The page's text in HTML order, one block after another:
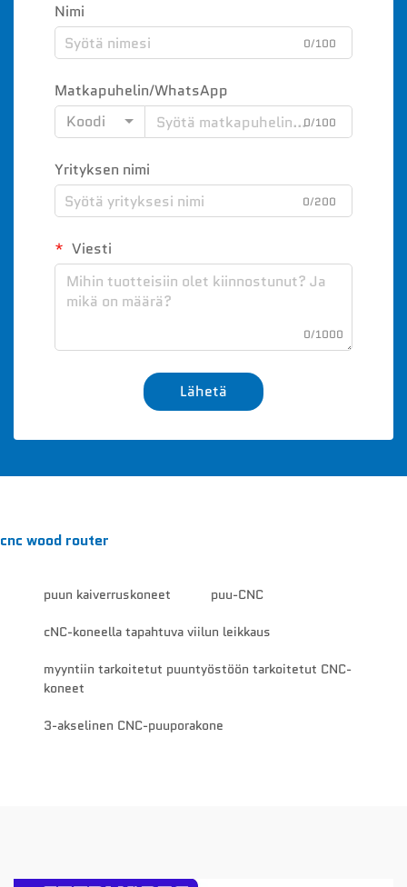
Nimi
0/100
Matkapuhelin/WhatsApp
Koodi
0/100
Yrityksen nimi
0/200
Viesti
0/1000
Lähetä
cnc wood router
puun kaiverruskoneet puu-CNC
cNC-koneella tapahtuva viilun leikkaus
myyntiin tarkoitetut puuntyöstöön tarkoitetut CNC-
koneet
3-akselinen CNC-puuporakone